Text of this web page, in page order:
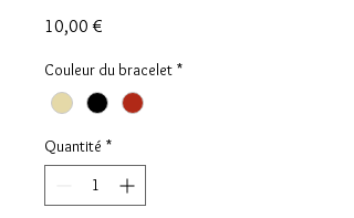
10,00 €
Couleur du bracelet *
Quantité *